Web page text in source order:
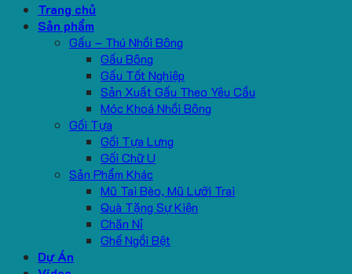
Trang chủ
Sản phẩm
Gấu – Thú Nhồi Bông
Gấu Bông
Gấu Tốt Nghiệp
Sản Xuất Gấu Theo Yêu Cầu
Móc Khoá Nhồi Bông
Gối Tựa
Gối Tựa Lưng
Gối Chữ U
Sản Phẩm Khác
Mũ Tai Bèo, Mũ Lưỡi Trai
Quà Tặng Sự Kiện
Chăn Nỉ
Ghế Ngồi Bệt
Dự Án